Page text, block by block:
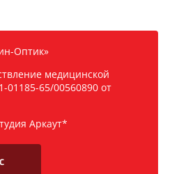
Оптик»
медицинской
01185-65/00560890 от
Аркаут*